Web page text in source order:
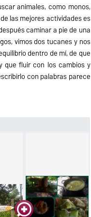
animales, como monos,
las mejores actividades es
caminar a pie de una
vimos dos tucanes y nos
dentro de mí, de que
que fluir con los cambios y
con palabras parece